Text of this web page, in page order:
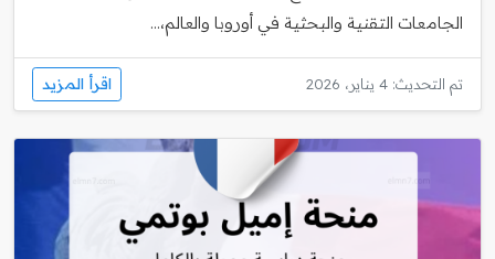
الجامعات التقنية والبحثية في أوروبا والعالم،...
تم التحديث: 4 يناير، 2026 اقرأ المزيد